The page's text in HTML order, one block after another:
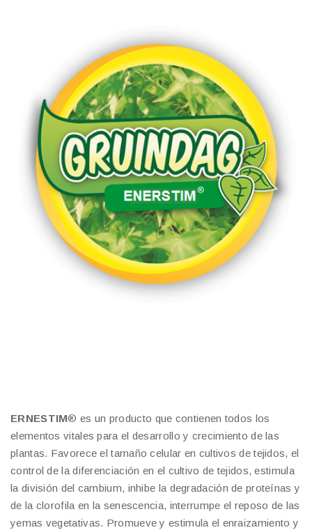
ERNESTIM® es un producto que contienen todos los
elementos vitales para el desarrollo y crecimiento de las
plantas. Favorece el tamaño celular en cultivos de tejidos, el
control de la diferenciación en el cultivo de tejidos, estimula
la división del cambium, inhibe la degradación de proteínas y
de la clorofila en la senescencia, interrumpe el reposo de las
yemas vegetativas. Promueve y estimula el enraizamiento y